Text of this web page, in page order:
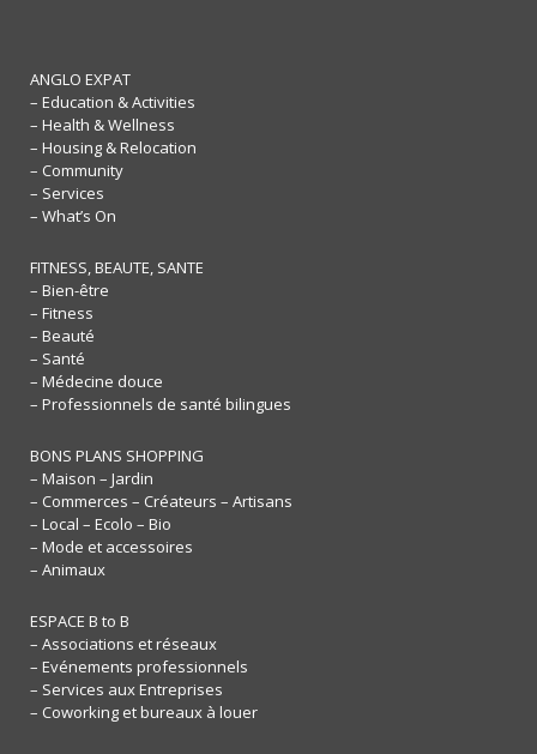
ANGLO EXPAT
– Education & Activities
– Health & Wellness
– Housing & Relocation
– Community
– Services
– What’s On
FITNESS, BEAUTE, SANTE
– Bien-être
– Fitness
– Beauté
– Santé
– Médecine douce
– Professionnels de santé bilingues
BONS PLANS SHOPPING
– Maison – Jardin
– Commerces – Créateurs – Artisans
– Local – Ecolo – Bio
– Mode et accessoires
– Animaux
ESPACE B to B
– Associations et réseaux
– Evénements professionnels
– Services aux Entreprises
– Coworking et bureaux à louer